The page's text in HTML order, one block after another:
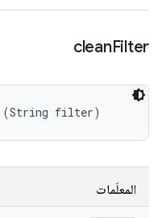
cleanFilter
(String filter)
المعلَمات